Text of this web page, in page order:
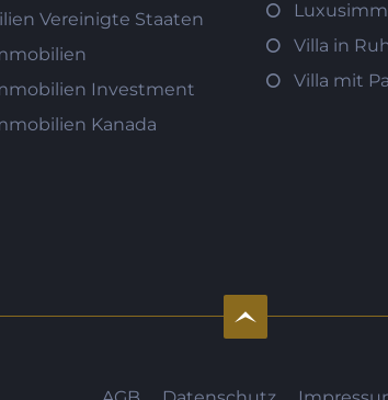
Vereinigte Staaten
Investment
Kanada
Villa in
Villa mit